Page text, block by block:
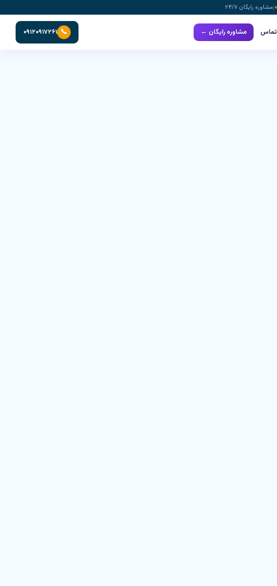
|مشاوره رایگان ۲۴/۷
تماس مشاوره رایگان ← 📞 ۰۹۱۲۰۹۱۷۲۶۱